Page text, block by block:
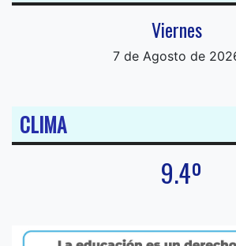
Viernes
7 de Agosto de
CLIMA
9.4º